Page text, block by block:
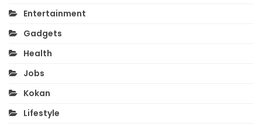
Entertainment
Gadgets
Health
Jobs
Kokan
Lifestyle